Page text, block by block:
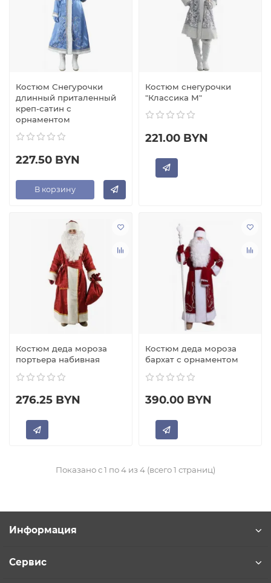
Костюм Снегурочки
длинный приталенный
креп-сатин с
орнаментом
227.50 BYN
В корзину
Костюм снегурочки
"Классика М"
221.00 BYN
Костюм деда мороза
портьера набивная
276.25 BYN
Костюм деда мороза
бархат с орнаментом
390.00 BYN
Показано с 1 по 4 из 4 (всего 1 страниц)
Информация
Сервис